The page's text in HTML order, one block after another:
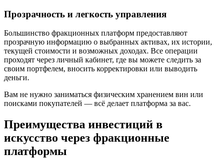
Прозрачность и легкость управления
Большинство фракционных платформ предоставляют
прозрачную информацию о выбранных активах, их истории,
текущей стоимости и возможных доходах. Все операции
проходят через личный кабинет, где вы можете следить за
своим портфелем, вносить корректировки или выводить
деньги.
Вам не нужно заниматься физическим хранением вин или
поисками покупателей — всё делает платформа за вас.
Преимущества инвестиций в
искусство через фракционные
платформы